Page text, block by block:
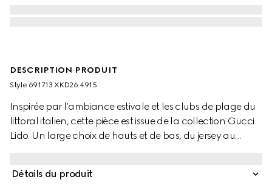
DESCRIPTION PRODUIT
Style ‎691713 XKD26 4915
Inspirée par l’ambiance estivale et les clubs de plage du
littoral italien, cette pièce est issue de la collection Gucci
Lido. Un large choix de hauts et de bas, du jersey au
confectionné en viscose stretch fine qui favorise la liberté
Détails du produit